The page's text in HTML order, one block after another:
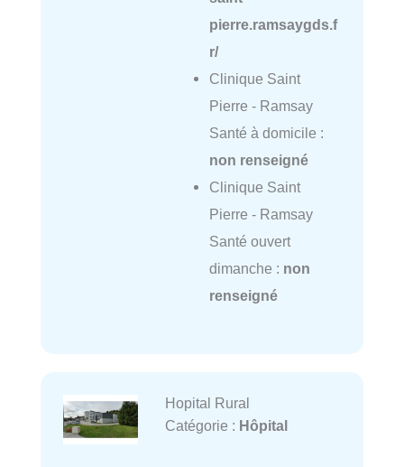
pierre.ramsaygds.f
r/
Clinique Saint
Pierre - Ramsay
Santé à domicile :
non renseigné
Clinique Saint
Pierre - Ramsay
Santé ouvert
dimanche : non
renseigné
Hopital Rural
Catégorie : Hôpital